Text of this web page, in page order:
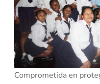
Comprometida en